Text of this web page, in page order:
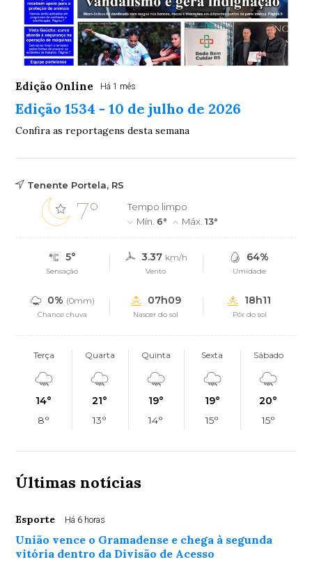
Edição Online Há 1 mês
Edição 1534 - 10 de julho de 2026
Confira as reportagens desta semana
Tenente Portela, RS
7°
Tempo limpo
Mín. 6° Máx.13°
5°
Sensação
3.37 km/h
Vento
64%
Umidade
0% (0mm)
Chance chuva
07h09
Nascer do sol
18h11
Pôr do sol
Terça
14°
8°
Quarta
21°
13°
Quinta
19°
14°
Sexta
19°
15°
Sábado
20°
15°
Últimas notícias
Esporte Há 6 horas
União vence o Gramadense e chega à segunda
vitória dentro da Divisão de Acesso